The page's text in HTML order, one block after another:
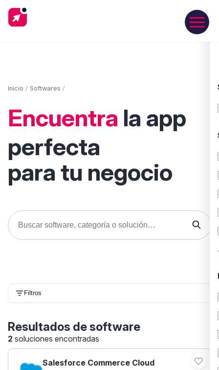
Inicio / Softwares /
Encuentra la app
perfecta
para tu negocio
Filtros
Resultados de software
2 soluciones encontradas
Salesforce Commerce Cloud